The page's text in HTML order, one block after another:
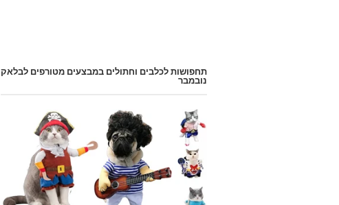
תחפושות לכלבים וחתולים במבצעים מטורפים לבלאק
נובמבר